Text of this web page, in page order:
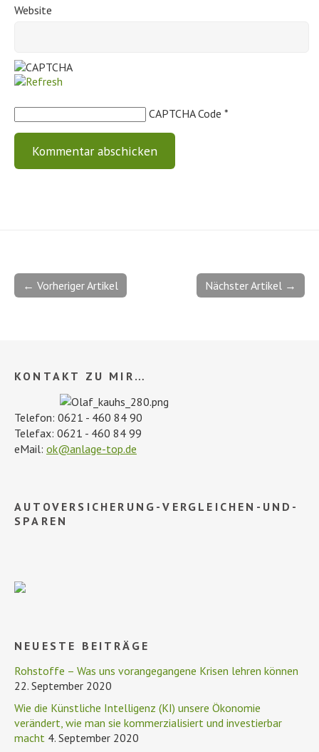
Website
CAPTCHA Code *
Nächster Artikel →
← Vorheriger Artikel
KONTAKT ZU MIR…
Telefon: 0621 - 460 84 90
Telefax: 0621 - 460 84 99
eMail: ok@anlage-top.de
AUTOVERSICHERUNG-VERGLEICHEN-UND-
SPAREN
NEUESTE BEITRÄGE
Rohstoffe – Was uns vorangegangene Krisen lehren können
22. September 2020
Wie die Künstliche Intelligenz (KI) unsere Ökonomie
verändert, wie man sie kommerzialisiert und investierbar
macht 4. September 2020